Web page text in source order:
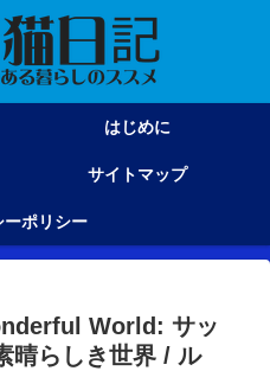
はじめに
サイトマップ
ーポリシー
World: サッ
晴らしき世界 / ル